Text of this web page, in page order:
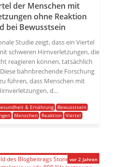
der Menschen mit
ohne Reaktion
bei Bewusstsein
Studie zeigt, dass ein Viertel
schweren Hirnverletzungen, die
reagieren können, tatsächlich
bahnbrechende Forschung
führen, dass Menschen mit
d...
& Ernährung
Bewusstsein
Menschen Reaktion Viertel
vor 2 Jahren